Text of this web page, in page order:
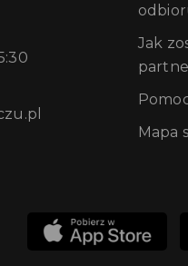
Jak
Mapa